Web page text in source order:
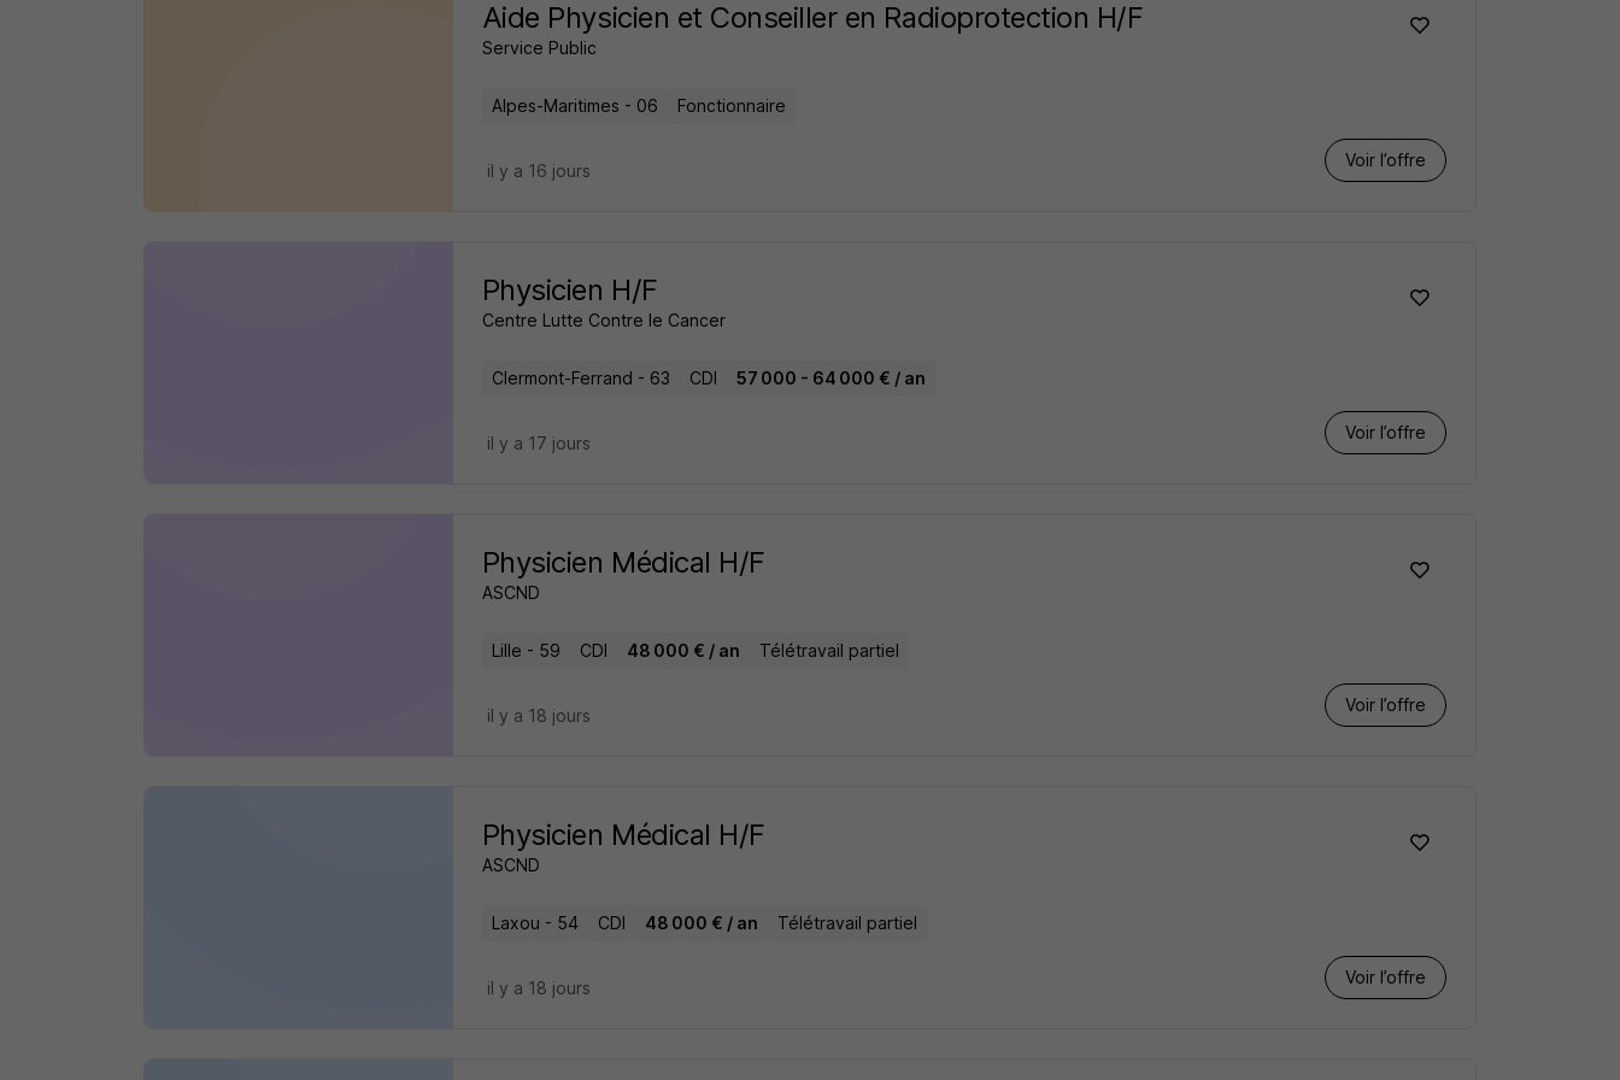
Aide Physicien et Conseiller en Radioprotection H/F
Service Public
Alpes-Maritimes - 06 Fonctionnaire
Voir l’offre
il y a 16 jours
Physicien H/F
Centre Lutte Contre le Cancer
Clermont-Ferrand - 63 CDI 57 000 - 64 000 € / an
Voir l’offre
il y a 17 jours
Physicien Médical H/F
ASCND
Lille - 59 CDI 48 000 € / an Télétravail partiel
Voir l’offre
il y a 18 jours
Physicien Médical H/F
ASCND
Laxou - 54 CDI 48 000 € / an Télétravail partiel
Voir l’offre
il y a 18 jours